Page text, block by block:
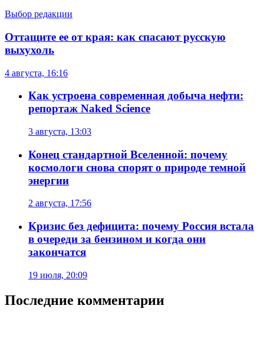
Выбор редакции
Оттащите ее от края: как спасают русскую
выхухоль
4 августа, 16:16
Как устроена современная добыча нефти:
репортаж Naked Science
3 августа, 13:03
Конец стандартной Вселенной: почему
космологи снова спорят о природе темной
энергии
2 августа, 17:56
Кризис без дефицита: почему Россия встала
в очереди за бензином и когда они
закончатся
19 июля, 20:09
Последние комментарии